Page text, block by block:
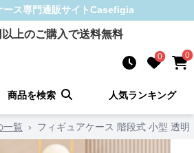
ース専門通販サイトCasefigia
上のご購入で送料無料
0 0
商品を検索 人気ランキング
一覧 › フィギュアケース 階段式 小型 透明